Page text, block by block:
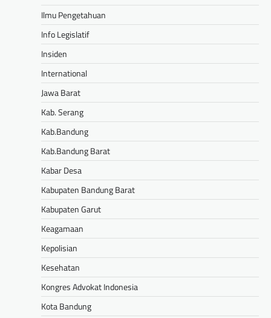
Ilmu Pengetahuan
Info Legislatif
Insiden
International
Jawa Barat
Kab. Serang
Kab.Bandung
Kab.Bandung Barat
Kabar Desa
Kabupaten Bandung Barat
Kabupaten Garut
Keagamaan
Kepolisian
Kesehatan
Kongres Advokat Indonesia
Kota Bandung